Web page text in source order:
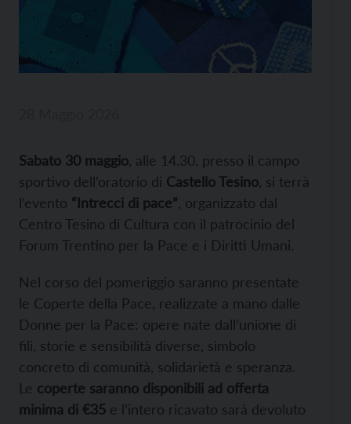
Sabato 30 maggio , alle 14.30, presso il campo
sportivo dell’oratorio di Castello Tesino , si terrà
l’evento “Intrecci di pace” , organizzato dal
Centro Tesino di Cultura con il patrocinio del
Forum Trentino per la Pace e i Diritti Umani.
Nel corso del pomeriggio saranno presentate
le Coperte della Pace, realizzate a mano dalle
Donne per la Pace: opere nate dall’unione di
fili, storie e sensibilità diverse, simbolo
concreto di comunità, solidarietà e speranza.
Le coperte saranno disponibili ad offerta
minima di €35 e l’intero ricavato sarà devoluto